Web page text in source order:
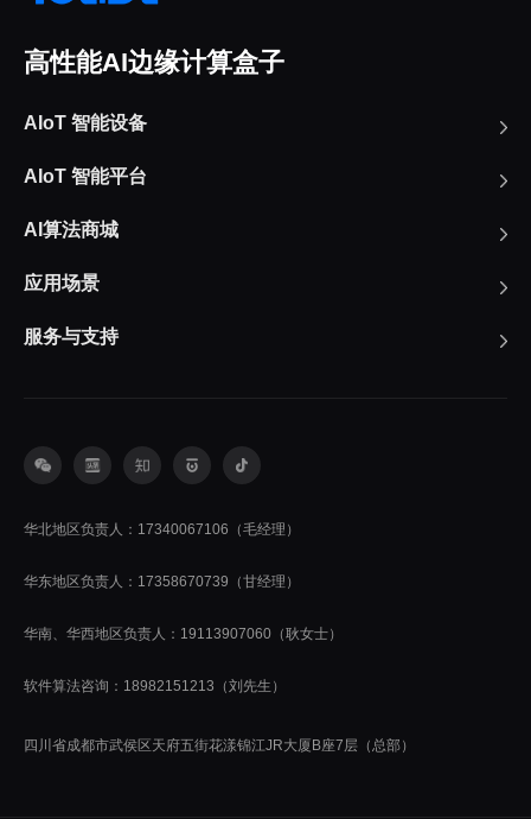
高性能AI边缘计算盒子
AIoT 智能设备
AIoT 智能平台
AI算法商城
应用场景
服务与支持
华北地区负责人：17340067106（毛经理）
华东地区负责人：17358670739（甘经理）
华南、华西地区负责人：19113907060（耿女士）
软件算法咨询：18982151213（刘先生）
四川省成都市武侯区天府五街花漾锦江JR大厦B座7层（总部）